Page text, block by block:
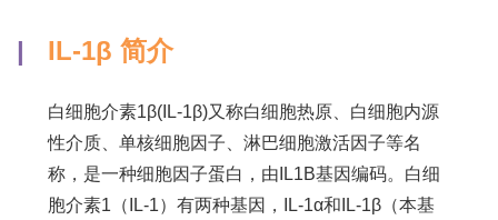
| IL-1β 简介
白细胞介素1β(IL-1β)又称白细胞热原、白细胞内源
性介质、单核细胞因子、淋巴细胞激活因子等名
称，是一种细胞因子蛋白，由IL1B基因编码。白细
胞介素1（IL-1）有两种基因，IL-1α和IL-1β（本基